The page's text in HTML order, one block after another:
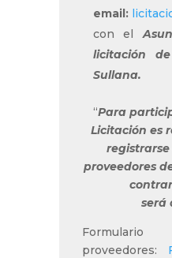
email:
con el
licitación
Sullana.
“Para
Licitación es
proveedores
será
proveedores: